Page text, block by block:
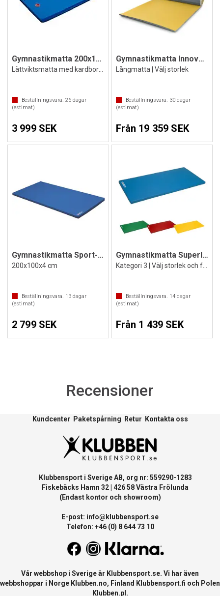
Gymnastikmatta 200x100x6 cm
Beställningsvara. 26 dagar
(estimat)
3 999 SEK
Gymnastikmatta Innovativ 3,5 cm
Långmatta | Välj storlek
Beställningsvara. 30dagar
(estimat)
Från 19 359 SEK
Gymnastikmatta Sport-Thieme
200x100x4 cm
Beställningsvara. 13 dagar
(estimat)
2 799 SEK
Gymnastikmatta Superlätt
Kategori 3 | Välj storlek och färg
Beställningsvara. 14dagar
(estimat)
Från 1 439 SEK
Recensioner
Kundcenter Paketspårning Retur Kontakta oss
Klubbensport i Sverige AB, org nr: 559290-1283
Fiskebäcks Hamn 32 | 426 58 Västra Frölunda
(Endast kontor och showroom)
E-post: info@klubbensport.se
Telefon: +46 (0) 8 644 73 10
Vår webbshop i Sverige är Klubbensport.se. Vi har även
webbshoppar i Norge Klubben.no, Finland Klubbensport.fi och Polen
Klubben.pl .